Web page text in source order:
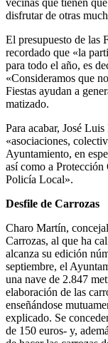
disfrutar de otras
El presupuesto de las
recordado que «la
para todo el año, es
«Consideramos que
Fiestas ayudan a
matizado.
Para acabar, José
«asociaciones,
Ayuntamiento, en
así como a
Policía Local».
Desfile de Carrozas
Charo Martín,
Carrozas, al que ha
alcanza su edición
septiembre, el
una nave de 2.847
elaboración de las
enseñándose
explicado. Se
de 150 euros- y,